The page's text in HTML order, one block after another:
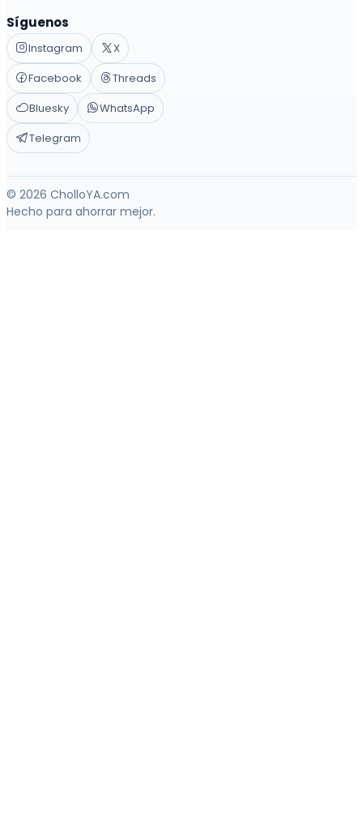
Síguenos
Instagram
X
Facebook
Threads
Bluesky
WhatsApp
Telegram
© 2026 CholloYA.com
Hecho para ahorrar mejor.